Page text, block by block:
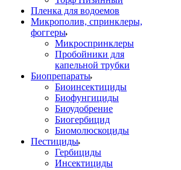
Пленка для водоемов
Микрополив, спринклеры,
фоггеры
Микроспринклеры
Пробойники для
капельной трубки
Биопрепараты
Биоинсектициды
Биофунгициды
Биоудобрение
Биогербицид
Биомолюскоциды
Пестициды
Гербициды
Инсектициды